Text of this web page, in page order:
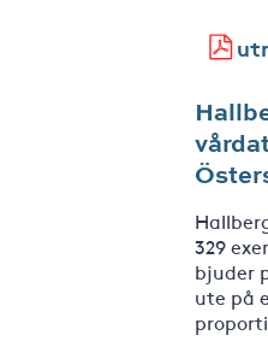
329
bjuder
ute på